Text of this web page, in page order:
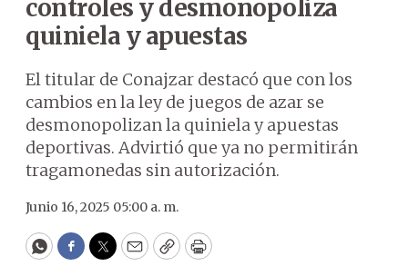
controles y desmonopoliza
quiniela y apuestas
El titular de Conajzar destacó que con los
cambios en la ley de juegos de azar se
desmonopolizan la quiniela y apuestas
deportivas. Advirtió que ya no permitirán
tragamonedas sin autorización.
Junio 16, 2025 05:00 a. m.
WhatsApp
Facebook
Twitter
EmailCopyPrint